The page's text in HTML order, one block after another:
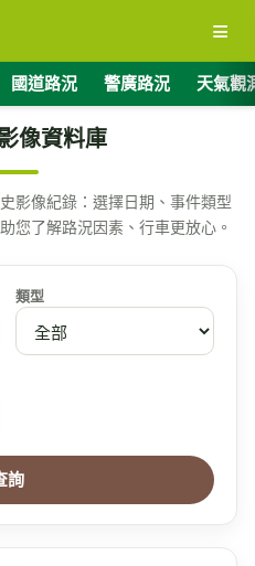
≡
國道路況 警廣路況 天氣觀
像資料庫
影像紀錄：選擇日期、事件類型
您了解路況因素、行車更放心。
類型
詢